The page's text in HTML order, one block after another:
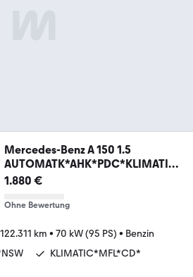
Mercedes-Benz A 150 1.5
AUTOMATK*AHK*PDC*KLIMATIC
*NSW*SCHIEBED
1.880 €
Ohne Bewertung
122.311 km • 70 kW (95 PS) • Benzin
KLIMATIC*MFL*CD*